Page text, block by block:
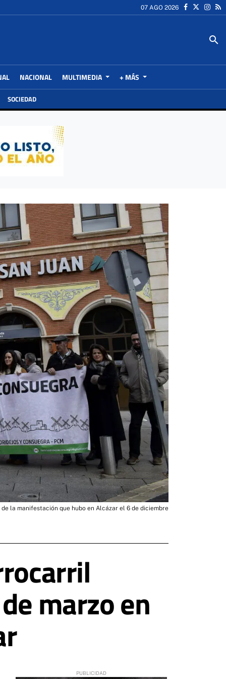
07 AGO 2026
search
NACIONAL MULTIMEDIA + MÁS
SOCIEDAD
marzo en
de la manifestación que hubo en Alcázar el 6 de diciembre